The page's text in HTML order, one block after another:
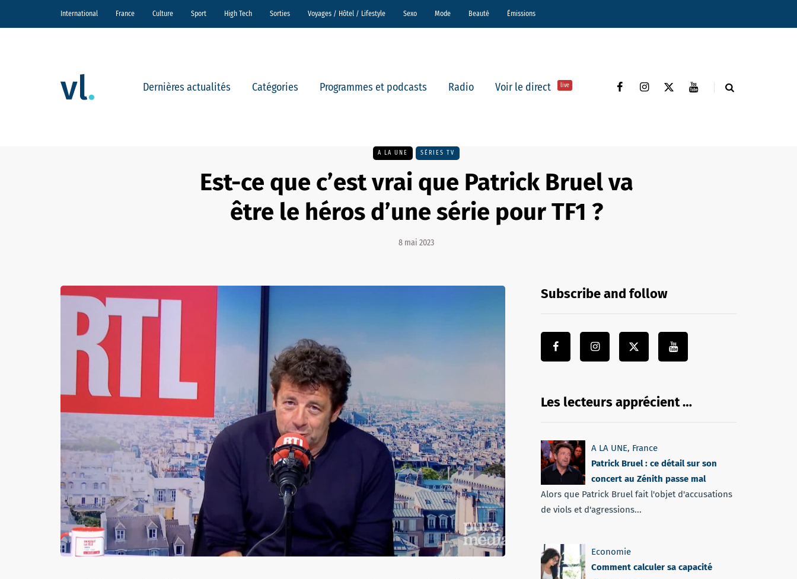
International France Culture Sport High Tech Sorties Voyages / Hôtel / Lifestyle Sexo Mode Beauté Émissions
Dernières actualités Catégories Programmes et podcasts Radio Voir le direct live
A LA UNE SÉRIES TV
Est-ce que c’est vrai que Patrick Bruel va
être le héros d’une série pour TF1 ?
8 mai 2023
Subscribe and follow
Les lecteurs apprécient …
A LA UNE, France
Patrick Bruel : ce détail sur son
concert au Zénith passe mal
Alors que Patrick Bruel fait l'objet d'accusations
de viols et d'agressions...
Economie
Comment calculer sa capacité